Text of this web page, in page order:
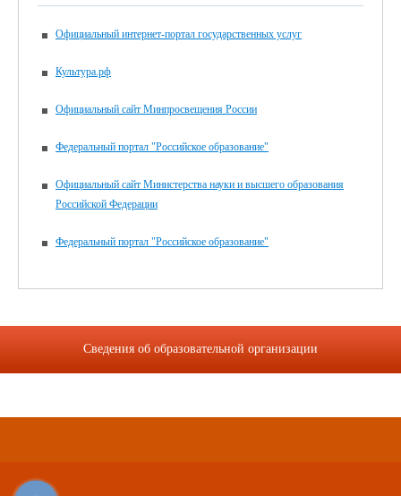
Официальный интернет-портал государственных услуг
Культура.рф
Официальный сайт Минпросвещения России
Федеральный портал "Российское образование"
Официальный сайт Министерства науки и высшего образования
Российской Федерации
Федеральный портал "Российское образование"
Сведения об образовательной организации